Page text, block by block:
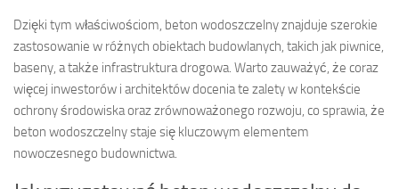
Dzięki tym właściwościom, beton wodoszczelny znajduje szerokie
zastosowanie w różnych obiektach budowlanych, takich jak piwnice,
baseny, a także infrastruktura drogowa. Warto zauważyć, że coraz
więcej inwestorów i architektów docenia te zalety w kontekście
ochrony środowiska oraz zrównoważonego rozwoju, co sprawia, że
beton wodoszczelny staje się kluczowym elementem
nowoczesnego budownictwa.